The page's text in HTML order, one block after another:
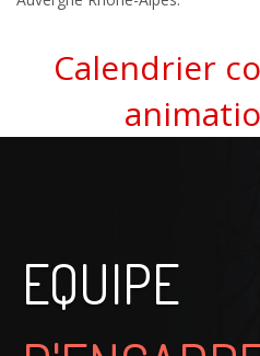
Calendrier
EQUIPE